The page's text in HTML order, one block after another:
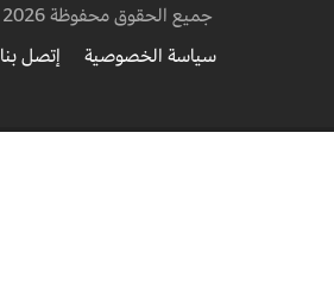
جميع الحقوق محفوظة 2026 © محطات
سياسة الخصوصية
إتصل بنا